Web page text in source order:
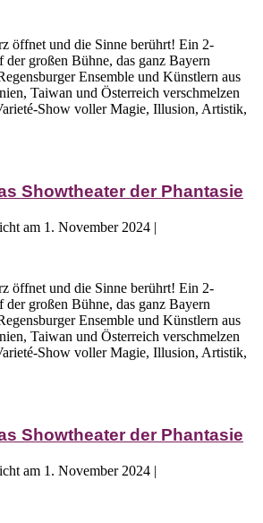
öffnet und die Sinne berührt! Ein 2-
der großen Bühne, das ganz Bayern
Ensemble und Künstlern aus
Taiwan und Österreich verschmelzen
Show voller Magie, Illusion, Artistik,
Showtheater der Phantasie
am 1. November 2024 |
öffnet und die Sinne berührt! Ein 2-
der großen Bühne, das ganz Bayern
Ensemble und Künstlern aus
Taiwan und Österreich verschmelzen
Show voller Magie, Illusion, Artistik,
Showtheater der Phantasie
am 1. November 2024 |